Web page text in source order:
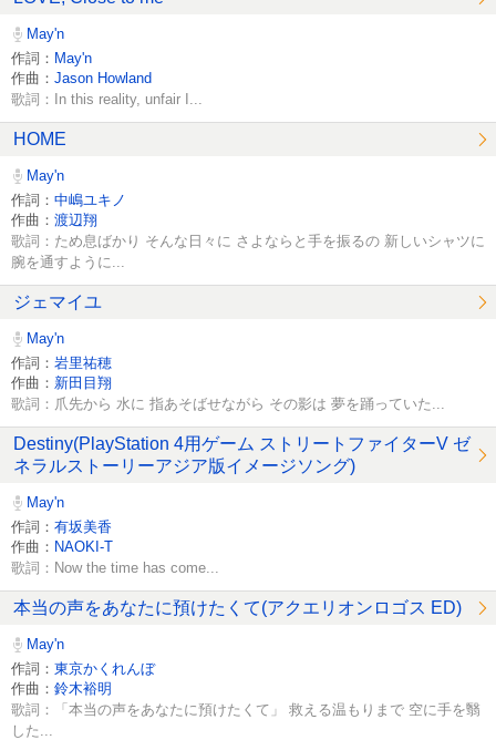
May'n
作詞： May'n
作曲： Jason Howland
歌詞：In this reality, unfair I...
HOME
May'n
作詞： 中嶋ユキノ
作曲： 渡辺翔
歌詞：ため息ばかり そんな日々に さよならと手を振るの 新しいシャツに
腕を通すように...
ジェマイユ
May'n
作詞： 岩里祐穂
作曲： 新田目翔
歌詞：爪先から 水に 指あそばせながら その影は 夢を踊っていた...
Destiny(PlayStation 4用ゲーム ストリートファイターV ゼ
ネラルストーリーアジア版イメージソング)
May'n
作詞： 有坂美香
作曲： NAOKI-T
歌詞：Now the time has come...
本当の声をあなたに預けたくて(アクエリオンロゴス ED)
May'n
作詞： 東京かくれんぼ
作曲： 鈴木裕明
歌詞：「本当の声をあなたに預けたくて」 救える温もりまで 空に手を翳
した...